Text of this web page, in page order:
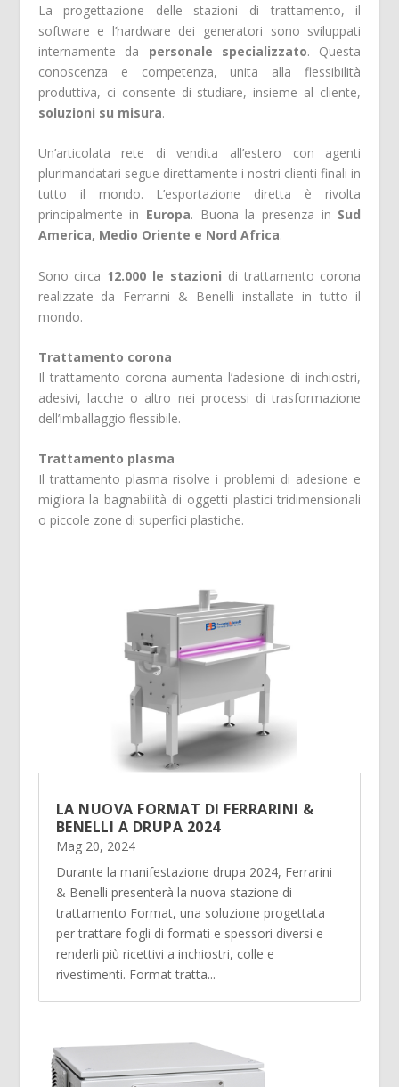
La progettazione delle stazioni di trattamento, il
software e l’hardware dei generatori sono sviluppati
internamente da personale specializzato. Questa
conoscenza e competenza, unita alla flessibilità
produttiva, ci consente di studiare, insieme al cliente,
soluzioni su misura.
Un’articolata rete di vendita all’estero con agenti
plurimandatari segue direttamente i nostri clienti finali in
tutto il mondo. L’esportazione diretta è rivolta
principalmente in Europa. Buona la presenza in Sud
America, Medio Oriente e Nord Africa.
Sono circa 12.000 le stazioni di trattamento corona
realizzate da Ferrarini & Benelli installate in tutto il
mondo.
Trattamento corona
Il trattamento corona aumenta l’adesione di inchiostri,
adesivi, lacche o altro nei processi di trasformazione
dell’imballaggio flessibile.
Trattamento plasma
Il trattamento plasma risolve i problemi di adesione e
migliora la bagnabilità di oggetti plastici tridimensionali
o piccole zone di superfici plastiche.
LA NUOVA FORMAT DI FERRARINI &
BENELLI A DRUPA 2024
Mag 20, 2024
Durante la manifestazione drupa 2024, Ferrarini
& Benelli presenterà la nuova stazione di
trattamento Format, una soluzione progettata
per trattare fogli di formati e spessori diversi e
renderli più ricettivi a inchiostri, colle e
rivestimenti. Format tratta...